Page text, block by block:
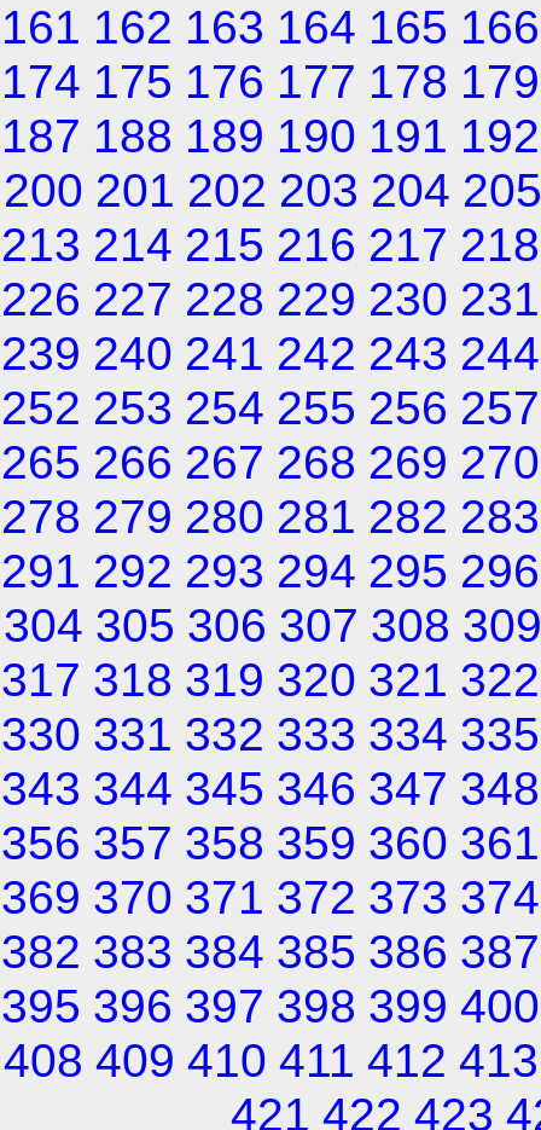
161 162 163 164 165 166
174 175 176 177 178 179
187 188 189 190 191 192
200 201 202 203 204 205
213 214 215 216 217 218
226 227 228 229 230 231
239 240 241 242 243 244
252 253 254 255 256 257
265 266 267 268 269 270
278 279 280 281 282 283
291 292 293 294 295 296
304 305 306 307 308 309
317 318 319 320 321 322
330 331 332 333 334 335
343 344 345 346 347 348
356 357 358 359 360 361
369 370 371 372 373 374
382 383 384 385 386 387
395 396 397 398 399 400
408 409 410 411 412 413
421 422 423